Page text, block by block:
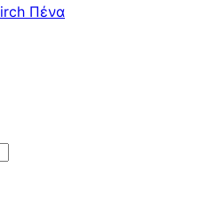
Πένα